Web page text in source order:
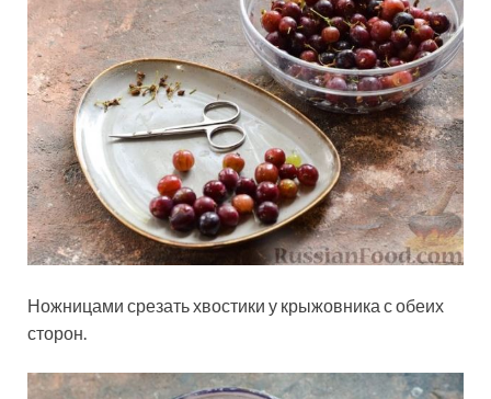
Ножницами срезать хвостики у крыжовника с обеих
сторон.